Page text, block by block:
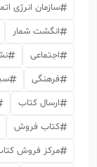
سازمان انرژی
انگشت شمار
اجتماعی
فرهنگی
ارسال کتاب
کتاب فروش
مرکز فروش